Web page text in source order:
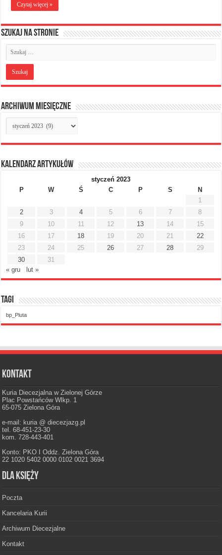
Czytaj więcej »
Szukaj na stronie
Archiwum miesięczne
Archiwum
miesięczne
Kalendarz artykułów
styczeń 2023
P
W Ś C P S
N
1
2
3 4 5 6 7
8
9
10 11 12 13 14
15
16
17 18 19 20 21
22
23
24 25 26 27 28
29
30
31
« gru
lut »
Tagi
bp_Pluta
Kontakt
Kuria Diecezjalna w Zielonej Górze
Plac Powstańców Wlkp. 1
65-075 Zielona Góra
e-mail: kuria @ diecezjazg.pl
tel. 68-451-23-30
kom. 728-443-401
Konto: PKO I Oddz. Zielona Góra
22 1020 5402 0000 0102 0021 3694
Dla księży
Poczta
Kancelaria Kurii
Archiwum Diecezjalne
Kontakt